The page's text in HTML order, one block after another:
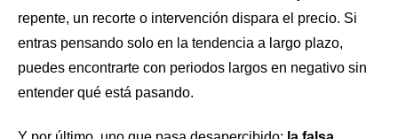
repente, un recorte o intervención dispara el precio. Si
entras pensando solo en la tendencia a largo plazo,
puedes encontrarte con periodos largos en negativo sin
entender qué está pasando.